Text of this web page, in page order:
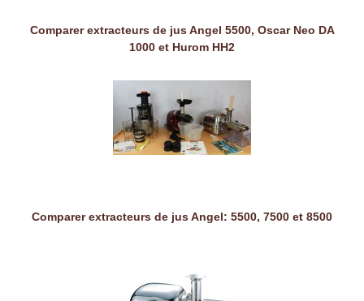
Comparer extracteurs de jus Angel 5500, Oscar Neo DA
1000 et Hurom HH2
Comparer extracteurs de jus Angel: 5500, 7500 et 8500